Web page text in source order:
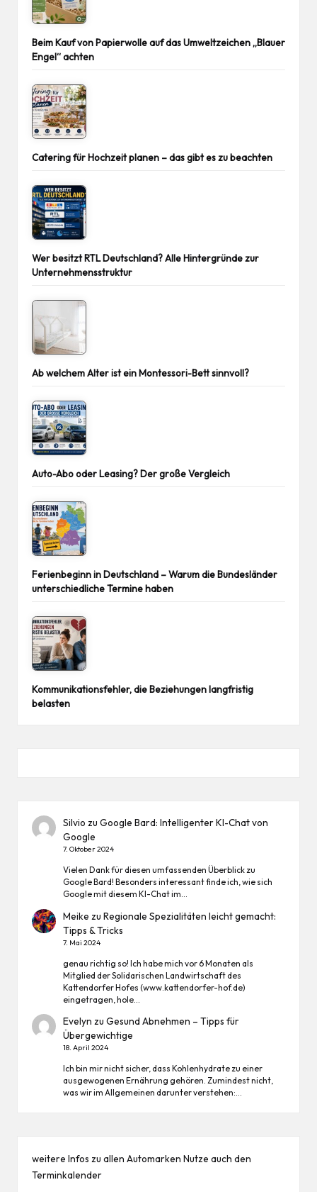
Beim Kauf von Papierwolle auf das Umweltzeichen „Blauer
Engel“ achten
Catering für Hochzeit planen – das gibt es zu beachten
Wer besitzt RTL Deutschland? Alle Hintergründe zur
Unternehmensstruktur
Ab welchem Alter ist ein Montessori-Bett sinnvoll?
Auto-Abo oder Leasing? Der große Vergleich
Ferienbeginn in Deutschland – Warum die Bundesländer
unterschiedliche Termine haben
Kommunikationsfehler, die Beziehungen langfristig
belasten
Silvio zuGoogle Bard: Intelligenter KI-Chat von
Google
7. Oktober 2024
Vielen Dank für diesen umfassenden Überblick zu
Google Bard! Besonders interessant finde ich, wie sich
Google mit diesem KI-Chat im…
Meike zuRegionale Spezialitäten leicht gemacht:
Tipps & Tricks
7. Mai 2024
genau richtig so! Ich habe mich vor 6 Monaten als
Mitglied der Solidarischen Landwirtschaft des
Kattendorfer Hofes (www.kattendorfer-hof.de)
eingetragen, hole…
Evelyn zuGesund Abnehmen – Tipps für
Übergewichtige
18. April 2024
Ich bin mir nicht sicher, dass Kohlenhydrate zu einer
ausgewogenen Ernährung gehören. Zumindest nicht,
was wir im Allgemeinen darunter verstehen:…
weitere Infos zu allen Automarken Nutze auch den
Terminkalender